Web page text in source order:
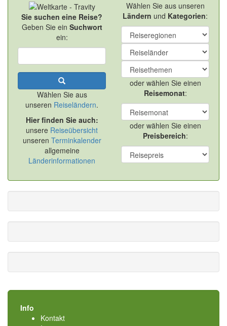
Sie suchen eine Reise?
Geben Sie ein Suchwort
ein:
Wählen Sie aus
unseren Reiseländern.
Hier finden Sie auch:
unsere Reiseübersicht
unseren Terminkalender
allgemeine
Länderinformationen
Wählen Sie aus unseren
Ländern und Kategorien:
oder wählen Sie einen
Reisemonat:
oder wählen Sie einen
Preisbereich:
Info
Kontakt